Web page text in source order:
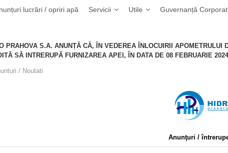
lucrări / opriri apă Servicii Utile Guvernanță
PRAHOVA S.A. ANUNȚĂ CĂ, ÎN VEDEREA ÎNLOCUIRII
SĂ INTRERUPÃ FURNIZAREA APEI, ÎN DATA DE 08 FEBRUARIE
/ Noutati
Anunţuri /